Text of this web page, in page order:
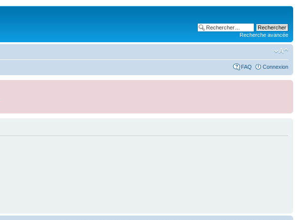
Recherche avancée
FAQ Connexion